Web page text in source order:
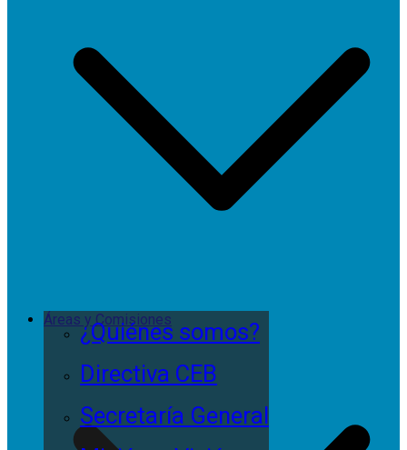
¿Quiénes somos?
Directiva CEB
Secretaría General
Áreas y Comisiones